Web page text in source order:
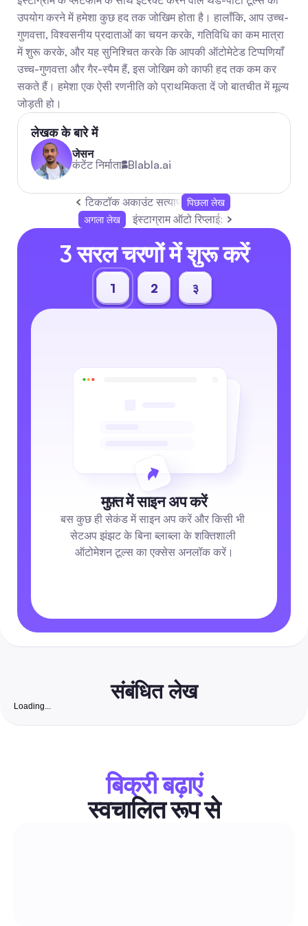
उपयोग करने में हमेशा कुछ हद तक जोखिम होता है। हालाँकि, आप उच्च-
गुणवत्ता, विश्वसनीय प्रदाताओं का चयन करके, गतिविधि का कम मात्रा
में शुरू करके, और यह सुनिश्चित करके कि आपकी ऑटोमेटेड टिप्पणियाँ
उच्च-गुणवत्ता और गैर-स्पैम हैं, इस जोखिम को काफी हद तक कम कर
सकते हैं। हमेशा एक ऐसी रणनीति को प्राथमिकता दें जो बातचीत में मूल्य
जोड़ती हो।
लेखक के बारे में
जेसन
कंटेंट निर्माता Blabla.ai
टिकटॉक अकाउंट सत्यापन: त्वरित गाइड और सुझाव
पिछला लेख
अगला लेख
इंस्टाग्राम ऑटो रिप्लाई: चरण-दर-चरण
3 सरल चरणों में शुरू करें
1 2 ३
मुफ़्त में साइन अप करें
बस कुछ ही सेकंड में साइन अप करें और किसी भी
सेटअप झंझट के बिना ब्लाब्ला के शक्तिशाली
ऑटोमेशन टूल्स का एक्सेस अनलॉक करें।
संबंधित लेख
ऑटोमेशन के साथ जोड़ता है ताकि असली, व्यवसाय-केंद्रित इंस्टाग्राम फॉलोवर्स
जा सकें। इसमें भारत-समर्थक टूल्स, सत्यापित चेकलिस्ट, डीएम/कमेंट टेम्पलेट्स
फॉलोवर्स को ग्राहकों में बदलने के सटीक कार्यप्रणालियों को शामिल किया गया है।
टिप्पणी और डीएम स्वचालन
Loading...
बिक्री बढ़ाएं
स्वचालित रूप से